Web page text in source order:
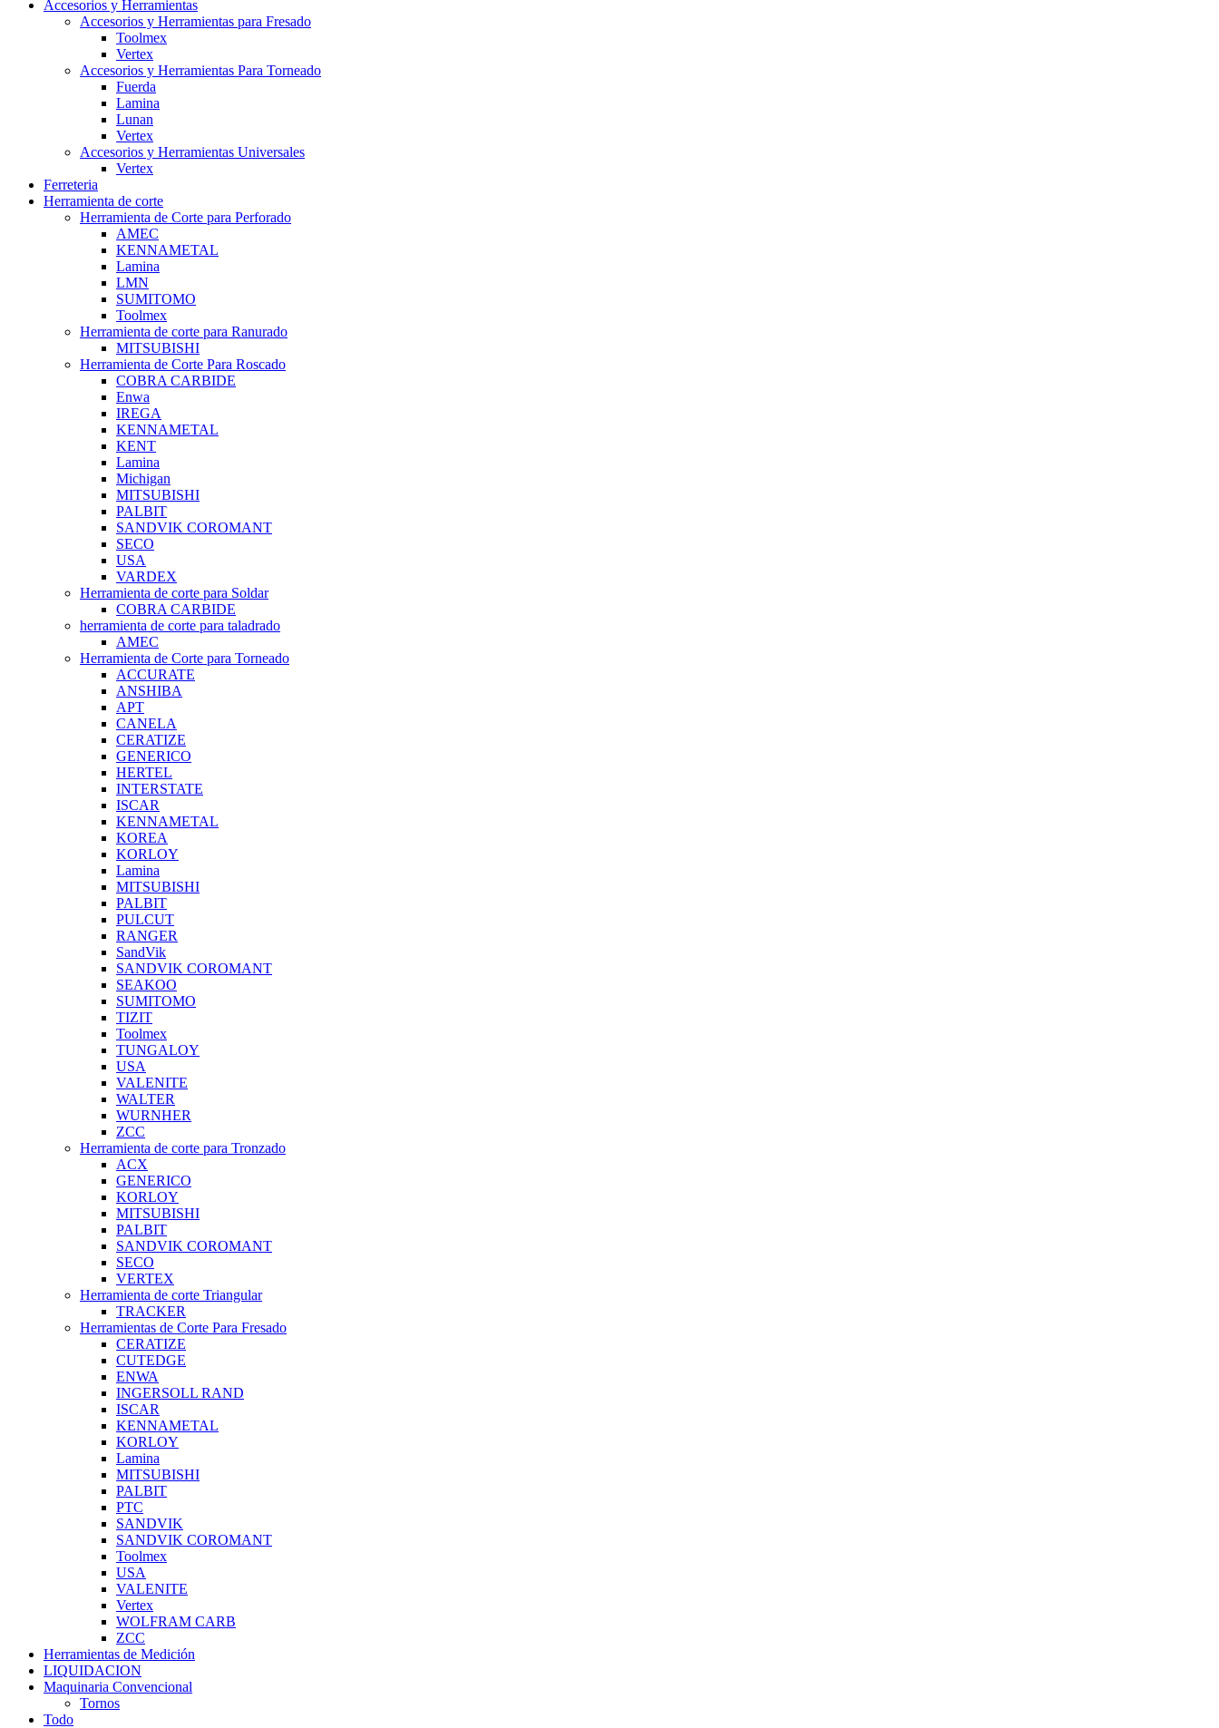
Accesorios y Herramientas
Accesorios y Herramientas para Fresado
Toolmex
Vertex
Accesorios y Herramientas Para Torneado
Fuerda
Lamina
Lunan
Vertex
Accesorios y Herramientas Universales
Vertex
Ferreteria
Herramienta de corte
Herramienta de Corte para Perforado
AMEC
KENNAMETAL
Lamina
LMN
SUMITOMO
Toolmex
Herramienta de corte para Ranurado
MITSUBISHI
Herramienta de Corte Para Roscado
COBRA CARBIDE
Enwa
IREGA
KENNAMETAL
KENT
Lamina
Michigan
MITSUBISHI
PALBIT
SANDVIK COROMANT
SECO
USA
VARDEX
Herramienta de corte para Soldar
COBRA CARBIDE
herramienta de corte para taladrado
AMEC
Herramienta de Corte para Torneado
ACCURATE
ANSHIBA
APT
CANELA
CERATIZE
GENERICO
HERTEL
INTERSTATE
ISCAR
KENNAMETAL
KOREA
KORLOY
Lamina
MITSUBISHI
PALBIT
PULCUT
RANGER
SandVik
SANDVIK COROMANT
SEAKOO
SUMITOMO
TIZIT
Toolmex
TUNGALOY
USA
VALENITE
WALTER
WURNHER
ZCC
Herramienta de corte para Tronzado
ACX
GENERICO
KORLOY
MITSUBISHI
PALBIT
SANDVIK COROMANT
SECO
VERTEX
Herramienta de corte Triangular
TRACKER
Herramientas de Corte Para Fresado
CERATIZE
CUTEDGE
ENWA
INGERSOLL RAND
ISCAR
KENNAMETAL
KORLOY
Lamina
MITSUBISHI
PALBIT
PTC
SANDVIK
SANDVIK COROMANT
Toolmex
USA
VALENITE
Vertex
WOLFRAM CARB
ZCC
Herramientas de Medición
LIQUIDACION
Maquinaria Convencional
Tornos
Todo